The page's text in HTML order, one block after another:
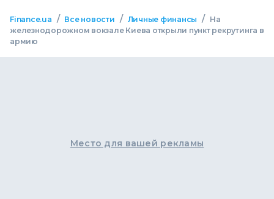
Finance.ua / Все новости / Личные финансы /
На
железнодорожном вокзале Киева открыли пункт рекрутинга в
армию
Место для вашей рекламы